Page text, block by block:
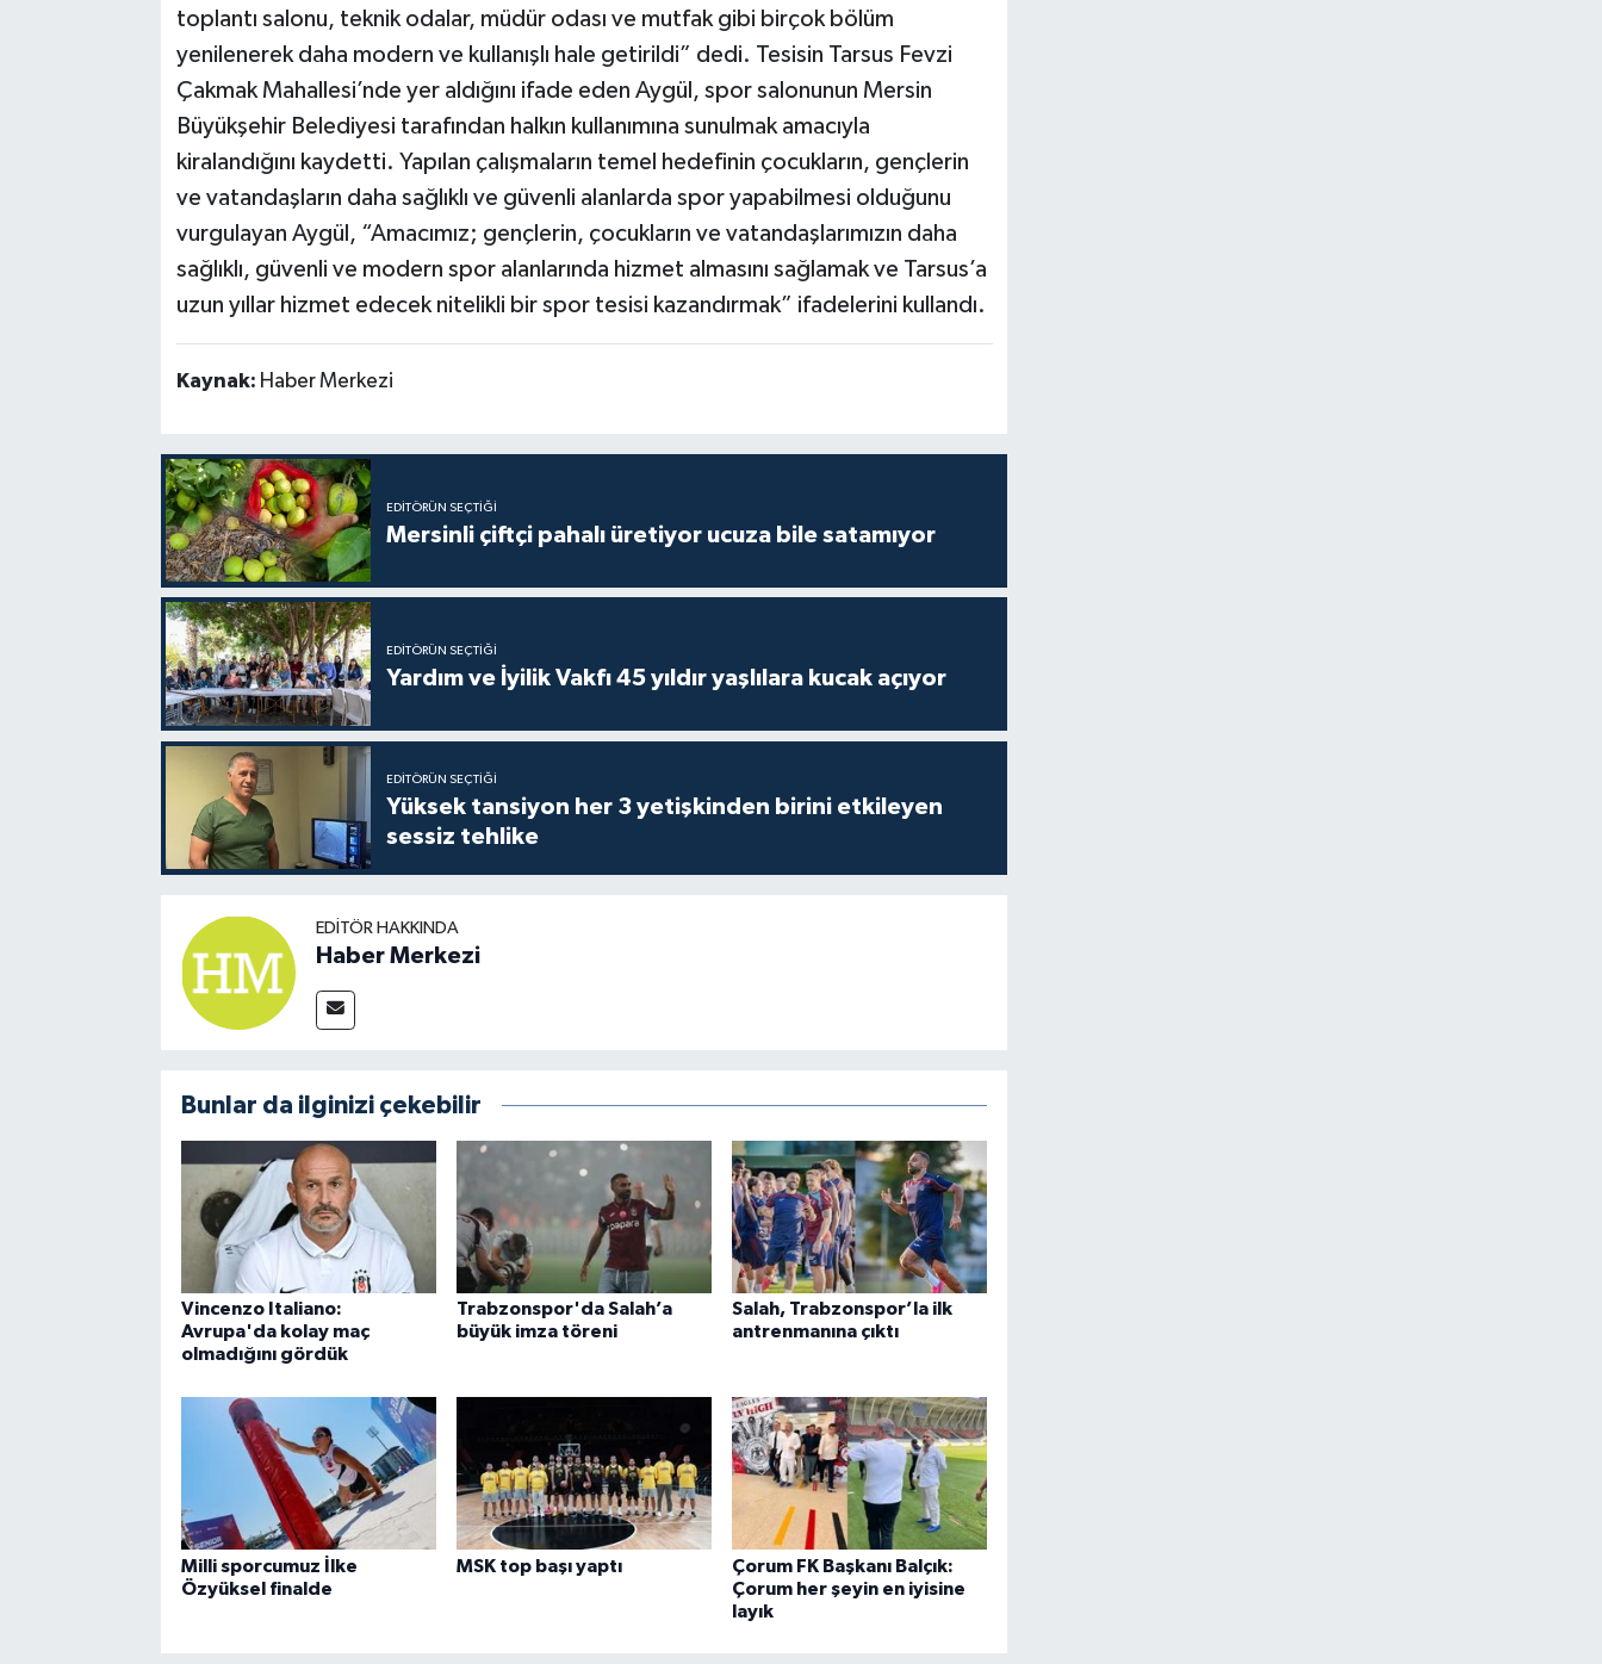
toplantı salonu, teknik odalar, müdür odası ve mutfak gibi birçok bölüm
yenilenerek daha modern ve kullanışlı hale getirildi” dedi. Tesisin Tarsus Fevzi
Çakmak Mahallesi’nde yer aldığını ifade eden Aygül, spor salonunun Mersin
Büyükşehir Belediyesi tarafından halkın kullanımına sunulmak amacıyla
kiralandığını kaydetti. Yapılan çalışmaların temel hedefinin çocukların, gençlerin
ve vatandaşların daha sağlıklı ve güvenli alanlarda spor yapabilmesi olduğunu
vurgulayan Aygül, “Amacımız; gençlerin, çocukların ve vatandaşlarımızın daha
sağlıklı, güvenli ve modern spor alanlarında hizmet almasını sağlamak ve Tarsus’a
uzun yıllar hizmet edecek nitelikli bir spor tesisi kazandırmak” ifadelerini kullandı.
Kaynak: Haber Merkezi
EDITÖRÜN SEÇTIĞI
Mersinli çiftçi pahalı üretiyor ucuza bile satamıyor
EDITÖRÜN SEÇTIĞI
Yardım ve İyilik Vakfı 45 yıldır yaşlılara kucak açıyor
EDITÖRÜN SEÇTIĞI
Yüksek tansiyon her 3 yetişkinden birini etkileyen
sessiz tehlike
EDITÖR HAKKINDA
Haber Merkezi
Bunlar da ilginizi çekebilir
Vincenzo Italiano:
Avrupa'da kolay maç
olmadığını gördük
Trabzonspor'da Salah’a
büyük imza töreni
Salah, Trabzonspor’la ilk
antrenmanına çıktı
Milli sporcumuz İlke
Özyüksel finalde
MSK top başı yaptı
Çorum FK Başkanı Balçık:
Çorum her şeyin en iyisine
layık